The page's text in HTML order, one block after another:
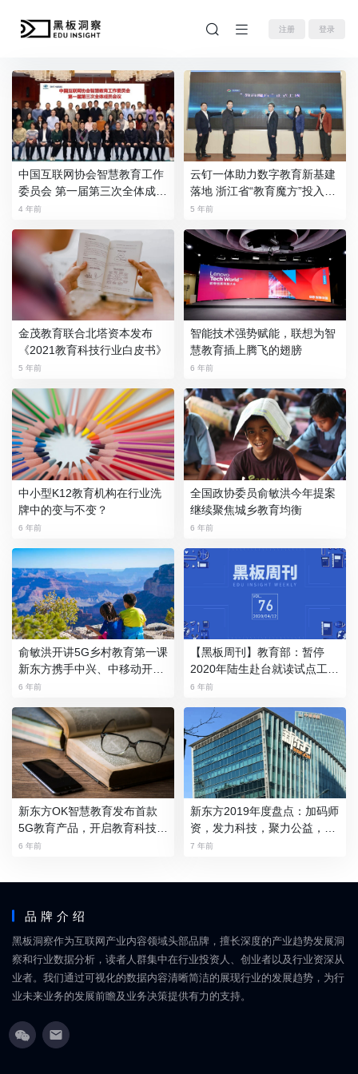
注册 登录
中国互联网协会智慧教育工作
委员会 第一届第三次全体成员
大会顺利召开
4 年前
云钉一体助力数字教育新基建
落地 浙江省“教育魔方”投入使
用
5 年前
金茂教育联合北塔资本发布
《2021教育科技行业白皮书》
5 年前
智能技术强势赋能，联想为智
慧教育插上腾飞的翅膀
6 年前
中小型K12教育机构在行业洗
牌中的变与不变？
6 年前
全国政协委员俞敏洪今年提案
继续聚焦城乡教育均衡
6 年前
俞敏洪开讲5G乡村教育第一课
新东方携手中兴、中移动开启
教育公益新时代
6 年前
【黑板周刊】教育部：暂停
2020年陆生赴台就读试点工
作；Lessonly获1500万美元C
记本青春版
6 年前
新东方OK智慧教育发布首款
5G教育产品，开启教育科技升
级新序幕
6 年前
新东方2019年度盘点：加码师
资，发力科技，聚力公益，财
报亮点频现……
7 年前
品牌介绍
黑板洞察作为互联网产业内容领域头部品牌，擅长深度的产业趋势发展洞
察和行业数据分析，读者人群集中在行业投资人、创业者以及行业资深从
业者。我们通过可视化的数据内容清晰简洁的展现行业的发展趋势，为行
业未来业务的发展前瞻及业务决策提供有力的支持。